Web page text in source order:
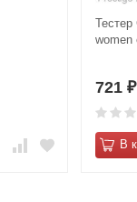
Тестер
women
721 ₽
В